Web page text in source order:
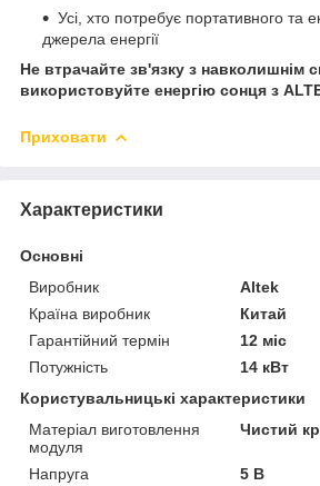
Усі, хто потребує портативного та
джерела енергії
Не втрачайте зв'язку з навколишнім
використовуйте енергію сонця з
Приховати
Характеристики
Основні
Виробник
Altek
Країна виробник
Китай
Гарантійний термін
12 міс
Потужність
14 кВт
Користувальницькі характеристики
Матеріал виготовлення
модуля
Чистий
Напруга
5 В